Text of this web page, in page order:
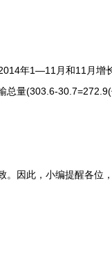
年1—11月和11月增
量(303.6-30.7=272.9(
因此，小编提醒各位